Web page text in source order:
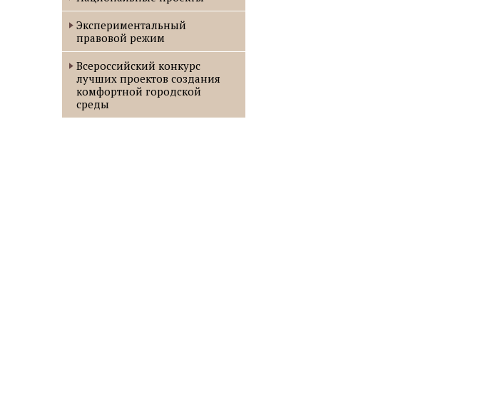
Экспериментальный
правовой режим
Всероссийский конкурс
лучших проектов создания
комфортной городской
среды